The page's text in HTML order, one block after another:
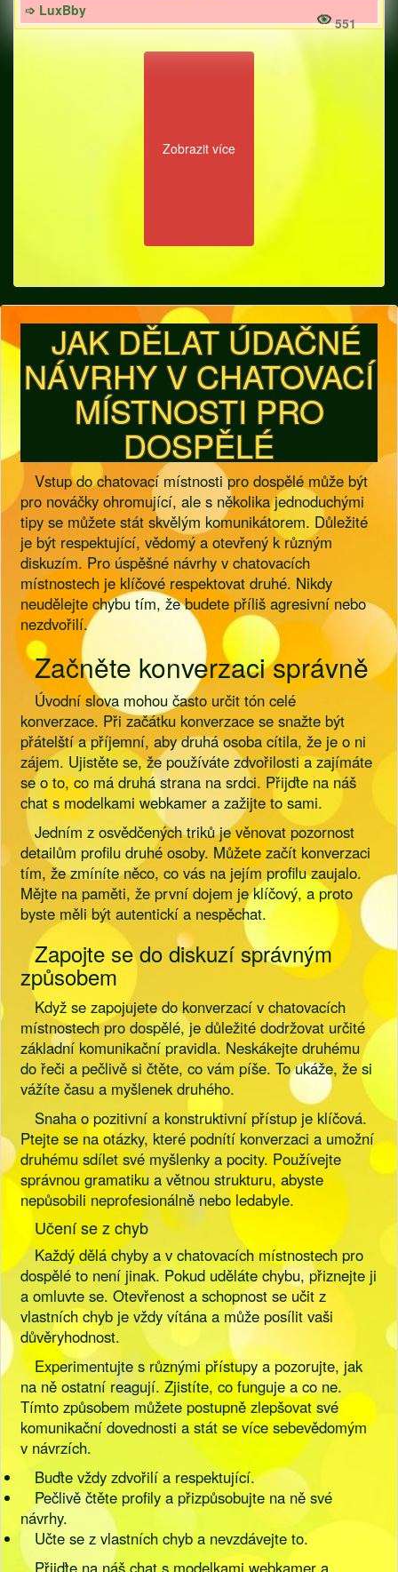
➩ LuxBby
551
Zobrazit více
JAK DĚLAT ÚDAČNÉ
NÁVRHY V CHATOVACÍ
MÍSTNOSTI PRO
DOSPĚLÉ
Vstup do chatovací místnosti pro dospělé může být
pro nováčky ohromující, ale s několika jednoduchými
tipy se můžete stát skvělým komunikátorem. Důležité
je být respektující, vědomý a otevřený k různým
diskuzím. Pro úspěšné návrhy v chatovacích
místnostech je klíčové respektovat druhé. Nikdy
neudělejte chybu tím, že budete příliš agresivní nebo
nezdvořilí.
Začněte konverzaci správně
Úvodní slova mohou často určit tón celé
konverzace. Při začátku konverzace se snažte být
přátelští a příjemní, aby druhá osoba cítila, že je o ni
zájem. Ujistěte se, že používáte zdvořilosti a zajímáte
se o to, co má druhá strana na srdci. Přijďte na náš
chat s modelkami webkamer a zažijte to sami.
Jedním z osvědčených triků je věnovat pozornost
detailům profilu druhé osoby. Můžete začít konverzaci
tím, že zmíníte něco, co vás na jejím profilu zaujalo.
Mějte na paměti, že první dojem je klíčový, a proto
byste měli být autentickí a nespěchat.
Zapojte se do diskuzí správným
způsobem
Když se zapojujete do konverzací v chatovacích
místnostech pro dospělé, je důležité dodržovat určité
základní komunikační pravidla. Neskákejte druhému
do řeči a pečlivě si čtěte, co vám píše. To ukáže, že si
vážíte času a myšlenek druhého.
Snaha o pozitivní a konstruktivní přístup je klíčová.
Ptejte se na otázky, které podnítí konverzaci a umožní
druhému sdílet své myšlenky a pocity. Používejte
správnou gramatiku a větnou strukturu, abyste
nepůsobili neprofesionálně nebo ledabyle.
Učení se z chyb
Každý dělá chyby a v chatovacích místnostech pro
dospělé to není jinak. Pokud uděláte chybu, přiznejte ji
a omluvte se. Otevřenost a schopnost se učit z
vlastních chyb je vždy vítána a může posílit vaši
důvěryhodnost.
Experimentujte s různými přístupy a pozorujte, jak
na ně ostatní reagují. Zjistíte, co funguje a co ne.
Tímto způsobem můžete postupně zlepšovat své
komunikační dovednosti a stát se více sebevědomým
v návrzích.
Buďte vždy zdvořilí a respektující.
Pečlivě čtěte profily a přizpůsobujte na ně své
návrhy.
Učte se z vlastních chyb a nevzdávejte to.
Přijďte na náš chat s modelkami webkamer a